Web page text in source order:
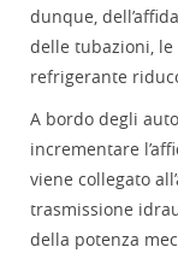
dunque,
delle tubazioni,
refrigerante
A bordo degli
incrementare
viene collegato
trasmissione
della potenza